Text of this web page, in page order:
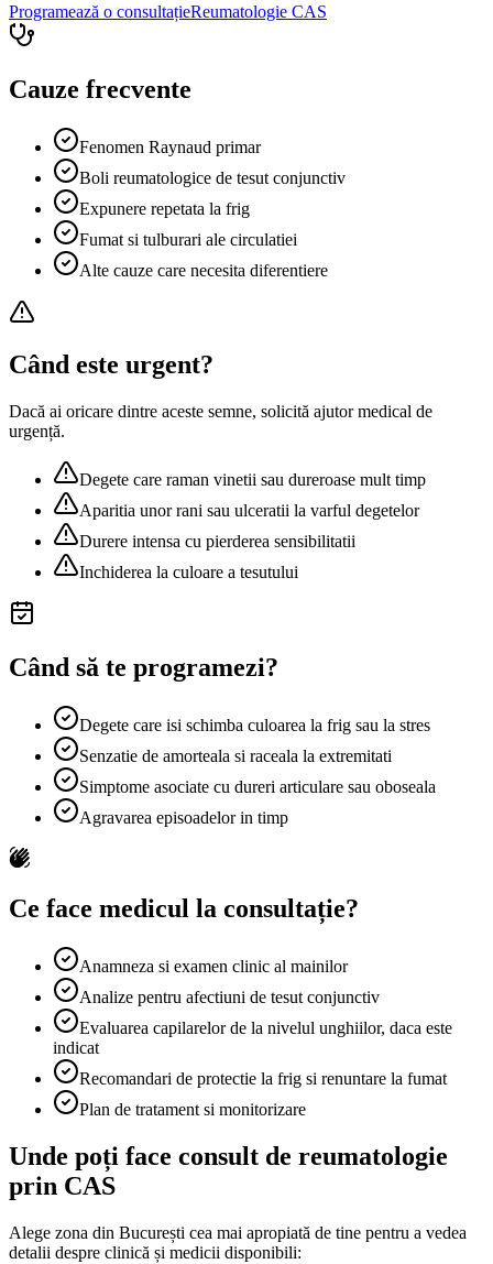
Programează o consultațieReumatologie CAS
Cauze frecvente
Fenomen Raynaud primar
Boli reumatologice de tesut conjunctiv
Expunere repetata la frig
Fumat si tulburari ale circulatiei
Alte cauze care necesita diferentiere
Când este urgent?
Dacă ai oricare dintre aceste semne, solicită ajutor medical de
urgență.
Degete care raman vinetii sau dureroase mult timp
Aparitia unor rani sau ulceratii la varful degetelor
Durere intensa cu pierderea sensibilitatii
Inchiderea la culoare a tesutului
Când să te programezi?
Degete care isi schimba culoarea la frig sau la stres
Senzatie de amorteala si raceala la extremitati
Simptome asociate cu dureri articulare sau oboseala
Agravarea episoadelor in timp
Ce face medicul la consultație?
Anamneza si examen clinic al mainilor
Analize pentru afectiuni de tesut conjunctiv
Evaluarea capilarelor de la nivelul unghiilor, daca este
indicat
Recomandari de protectie la frig si renuntare la fumat
Plan de tratament si monitorizare
Unde poți face consult de reumatologie
prin CAS
Alege zona din București cea mai apropiată de tine pentru a vedea
detalii despre clinică și medicii disponibili: